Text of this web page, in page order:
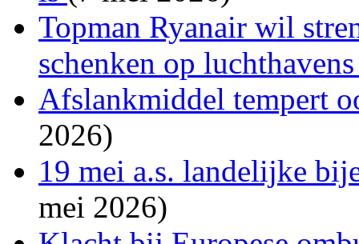
Topman Ryanair wil
schenken op
Afslankmiddel tempert
2026)
19 mei a.s. landelijke
mei 2026)